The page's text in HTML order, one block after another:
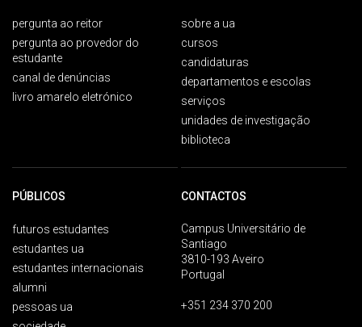
pergunta ao reitor
pergunta ao provedor do
estudante
canal de denúncias
livro amarelo eletrónico
sobre a ua
cursos
candidaturas
departamentos e escolas
serviços
unidades de investigação
biblioteca
PÚBLICOS
futuros estudantes
estudantes ua
estudantes internacionais
alumni
pessoas ua
CONTACTOS
Campus Universitário de
Santiago
3810-193 Aveiro
Portugal
+351 234 370 200